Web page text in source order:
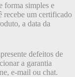
forma simples e
um certificado
a data da
defeitos de
a garantia
e-mail ou chat.